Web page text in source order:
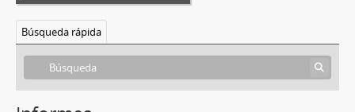
Búsqueda rápida